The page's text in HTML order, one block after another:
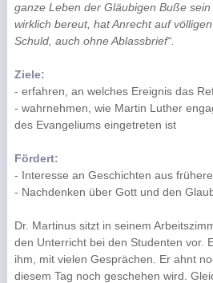
ganze Leben der Gläubigen Buße
wirklich bereut, hat Anrecht auf
Schuld, auch ohne Ablassbrief“.
Ziele:
- erfahren, an welches Ereignis das
- wahrnehmen, wie Martin Luther
des Evangeliums eingetreten ist
Fördert:
- Interesse an Geschichten aus
- Nachdenken über Gott und den
Dr. Martinus sitzt in seinem
den Unterricht bei den Studenten vor.
ihm, mit vielen Gesprächen. Er ahnt
diesem Tag noch geschehen wird.